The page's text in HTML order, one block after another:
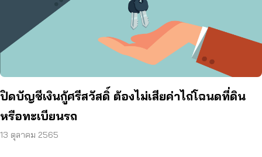
ปิดบัญชีเงินกู้ศรีสวัสดิ์ ต้องไม่เสียค่าไถ่โฉนดที่ดิน
หรือทะเบียนรถ
13 ตุลาคม 2565